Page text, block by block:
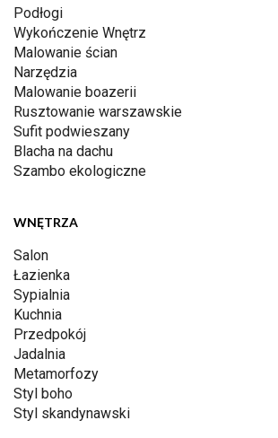
Podłogi
Wykończenie Wnętrz
Malowanie ścian
Narzędzia
Malowanie boazerii
Rusztowanie warszawskie
Sufit podwieszany
Blacha na dachu
Szambo ekologiczne
WNĘTRZA
Salon
Łazienka
Sypialnia
Kuchnia
Przedpokój
Jadalnia
Metamorfozy
Styl boho
Styl skandynawski